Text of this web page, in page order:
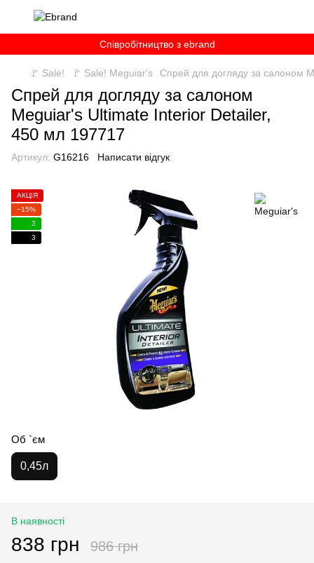
Співробітництво з ebrand
🚩 Sale! 🚩 Sale! Meguiar's Спрей для догляду за салоном
Спрей для догляду за салоном
Meguiar's Ultimate Interior Detailer,
450 мл 197717
Артикул: G16216 Написати відгук
АКЦІЯ
−15%
3
3
Об `єм
0,45л
В наявності
838 грн 986 грн